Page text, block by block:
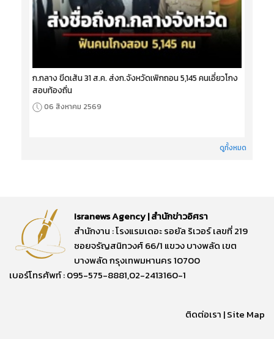
ก.กลาง ขีดเส้น 31 ส.ค. ส่งก.จังหวัดเพิกถอน 5,145 คนเอี่ยวโกง
สอบท้องถิ่น
06 สิงหาคม 2569
ดูทั้งหมด
Isranews Agency | สำนักข่าวอิศรา
สำนักงาน : โรงแรมเดอะ รอยัล ริเวอร์ เลขที่ 219
ซอยจรัญสนิทวงศ์ 66/1 แขวง บางพลัด เขต
บางพลัด กรุงเทพมหานคร 10700
เบอร์โทรศัพท์ : 095-575-8881,02-2413160-1
ติดต่อเรา |Site Map